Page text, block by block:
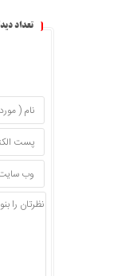
تعداد